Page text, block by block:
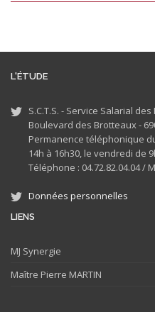
L'ÉTUDE
S.C.T.S. - Service Salarial
Boulevard des Brotteaux -
Permanence téléphonique
14h à 16h30, le vendredi de
Téléphone : 04.72.82.04.04 /
Données personnelles
LIENS
MJ Synergie
Maître Pierre MARTIN